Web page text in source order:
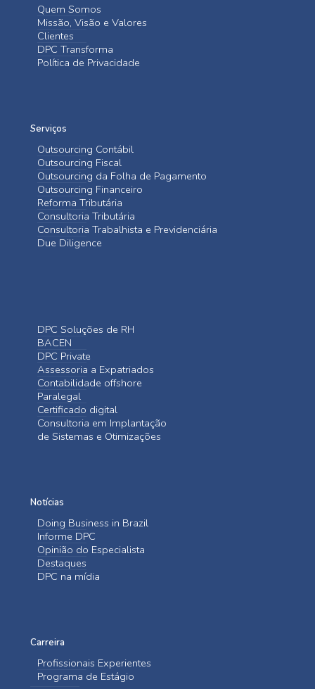
Quem Somos
Missão, Visão e Valores
Clientes
DPC Transforma
Política de Privacidade
Serviços
Outsourcing Contábil
Outsourcing Fiscal
Outsourcing da Folha de Pagamento
Outsourcing Financeiro
Reforma Tributária
Consultoria Tributária
Consultoria Trabalhista e Previdenciária
Due Diligence
DPC Soluções de RH
BACEN
DPC Private
Assessoria a Expatriados
Contabilidade offshore
Paralegal
Certificado digital
Consultoria em Implantação
de Sistemas e Otimizações
Notícias
Doing Business in Brazil
Informe DPC
Opinião do Especialista
Destaques
DPC na mídia
Carreira
Profissionais Experientes
Programa de Estágio